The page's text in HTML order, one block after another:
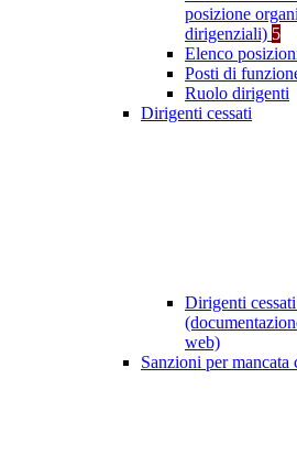
posizione
dirigenziali) 5
Elenco
Posti di
Ruolo dirigenti
Dirigenti cessati
Dirigenti
web)
Sanzioni per